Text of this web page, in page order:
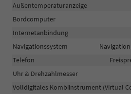
Außentemperaturanzeige
Bordcomputer
Internetanbindung
Navigationssystem
Telefon
Uhr & Drehzahlmesser
Volldigitales Kombiinstrument (Virtual